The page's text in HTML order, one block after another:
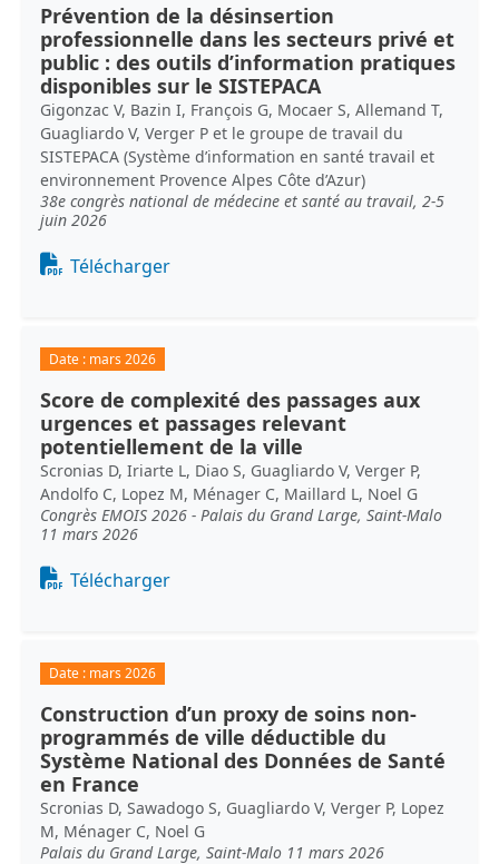
Prévention de la désinsertion
professionnelle dans les secteurs privé et
public : des outils d’information pratiques
disponibles sur le SISTEPACA
Gigonzac V, Bazin I, François G, Mocaer S, Allemand T,
Guagliardo V, Verger P et le groupe de travail du
SISTEPACA (Système d’information en santé travail et
environnement Provence Alpes Côte d’Azur)
38e congrès national de médecine et santé au travail, 2-5
juin 2026
Document
Télécharger
Date : mars 2026
Score de complexité des passages aux
urgences et passages relevant
potentiellement de la ville
Scronias D, Iriarte L, Diao S, Guagliardo V, Verger P,
Andolfo C, Lopez M, Ménager C, Maillard L, Noel G
Congrès EMOIS 2026 - Palais du Grand Large, Saint-Malo
11 mars 2026
Document
Télécharger
Date : mars 2026
Construction d’un proxy de soins non-
programmés de ville déductible du
Système National des Données de Santé
en France
Scronias D, Sawadogo S, Guagliardo V, Verger P, Lopez
M, Ménager C, Noel G
Palais du Grand Large, Saint-Malo 11 mars 2026